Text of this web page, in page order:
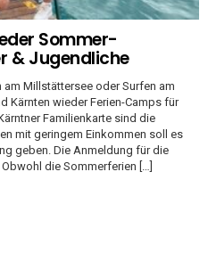
Sommer-
& Jugendliche
Millstättersee oder Surfen am
Kärnten wieder Ferien-Camps für
Familienkarte sind die
mit geringem Einkommen soll es
geben. Die Anmeldung für die
die Sommerferien […]